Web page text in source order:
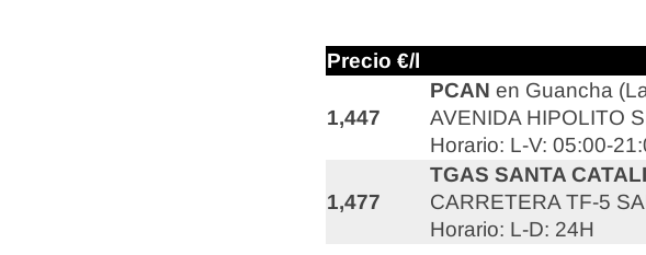
Precio €/l
1,447
PCAN en Guancha
AVENIDA HIPOLITO
Horario: L-V: 05:00-
1,477
TGAS SANTA
CARRETERA TF-5
Horario: L-D: 24H